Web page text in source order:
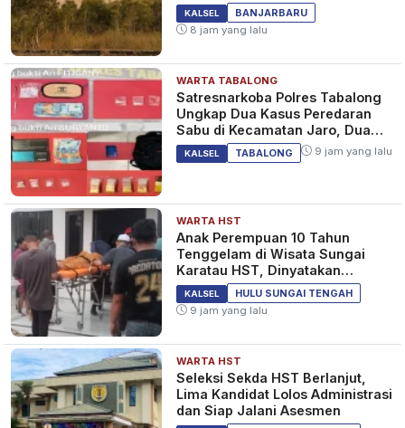
Sejak Tadi Malam
KALSEL
BANJARBARU
8 jam yang lalu
WARTA TABALONG
Satresnarkoba Polres Tabalong
Ungkap Dua Kasus Peredaran
Sabu di Kecamatan Jaro, Dua
Pelaku Diamankan
KALSEL TABALONG 9 jam yang lalu
WARTA HST
Anak Perempuan 10 Tahun
Tenggelam di Wisata Sungai
Karatau HST, Dinyatakan
Meninggal Dunia
KALSEL
HULU SUNGAI TENGAH
9 jam yang lalu
WARTA HST
Seleksi Sekda HST Berlanjut,
Lima Kandidat Lolos Administrasi
dan Siap Jalani Asesmen